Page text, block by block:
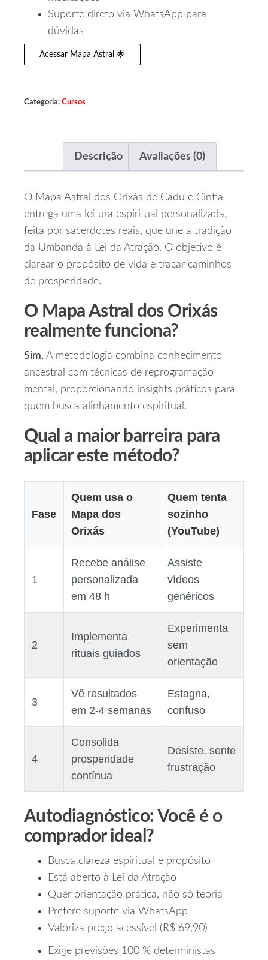
Suporte direto via WhatsApp para
dúvidas
Acessar Mapa Astral 🌟
Categoria: Cursos
Descrição Avaliações (0)
O Mapa Astral dos Orixás de Cadu e Cintia
entrega uma leitura espiritual personalizada,
feita por sacerdotes reais, que une a tradição
da Umbanda à Lei da Atração. O objetivo é
clarear o propósito de vida e traçar caminhos
de prosperidade.
O Mapa Astral dos Orixás
realmente funciona?
Sim. A metodologia combina conhecimento
ancestral com técnicas de reprogramação
mental, proporcionando insights práticos para
quem busca alinhamento espiritual.
Qual a maior barreira para
aplicar este método?
Fase
Quem usa o
Mapa dos
Orixás
Quem tenta
sozinho
(YouTube)
1
Recebe análise
personalizada
em 48 h
Assiste
vídeos
genéricos
2
Implementa
rituais guiados
Experimenta
sem
orientação
3
Vê resultados
em 2‑4 semanas
Estagna,
confuso
4
Consolida
prosperidade
contínua
Desiste, sente
frustração
Autodiagnóstico: Você é o
comprador ideal?
Busca clareza espiritual e propósito
Está aberto à Lei da Atração
Quer orientação prática, não só teoria
Prefere suporte via WhatsApp
Valoriza preço acessível (R$ 69,90)
Exige previsões 100 % deterministas